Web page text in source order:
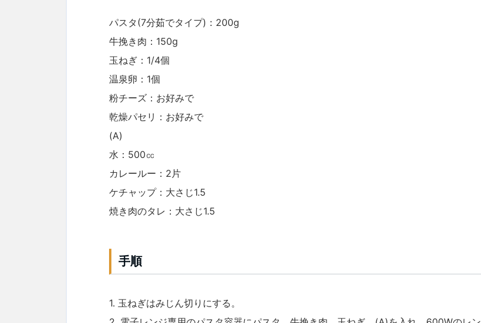
パスタ(7分茹でタイプ)：200g
牛挽き肉：150g
玉ねぎ：1/4個
温泉卵：1個
粉チーズ：お好みで
乾燥パセリ：お好みで
(A)
水：500㏄
カレールー：2片
ケチャップ：大さじ1.5
焼き肉のタレ：大さじ1.5
手順
1. 玉ねぎはみじん切りにする。